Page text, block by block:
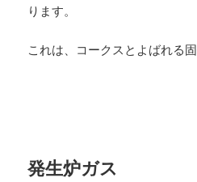
ります。
これは、コークスとよばれる固
発生炉ガス